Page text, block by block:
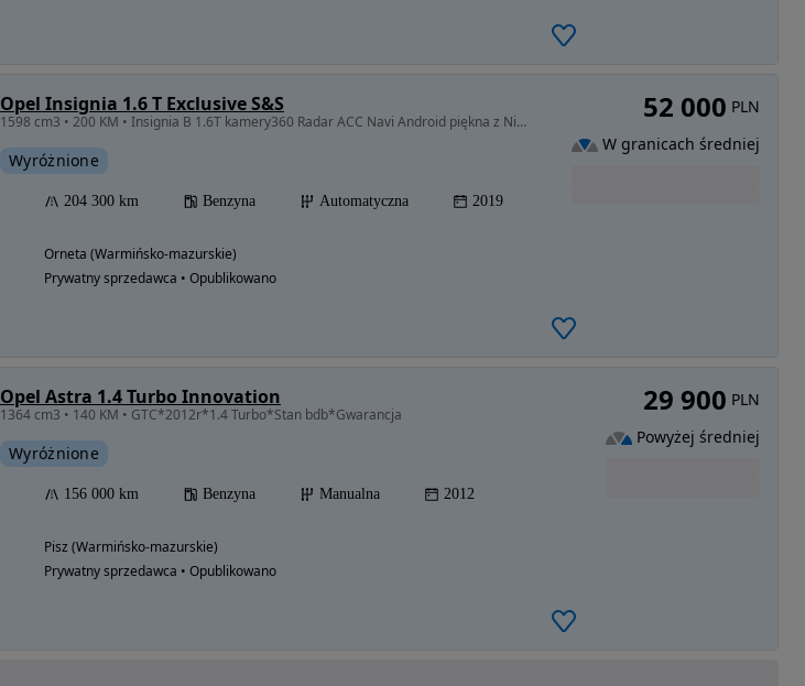
Opel Insignia 1.6 T Exclusive S&S
1598 cm3 • 200 KM • Insignia B 1.6T kamery360 Radar ACC Navi Android piękna z Niemiec
Wyróżnione
204 300 km Benzyna Automatyczna 2019
Orneta (Warmińsko-mazurskie)
Prywatny sprzedawca • Opublikowano
52 000 PLN
W granicach średniej
Opel Astra 1.4 Turbo Innovation
1364 cm3 • 140 KM • GTC*2012r*1.4 Turbo*Stan bdb*Gwarancja
Wyróżnione
156 000 km Benzyna Manualna 2012
Pisz (Warmińsko-mazurskie)
Prywatny sprzedawca • Opublikowano
29 900 PLN
Powyżej średniej